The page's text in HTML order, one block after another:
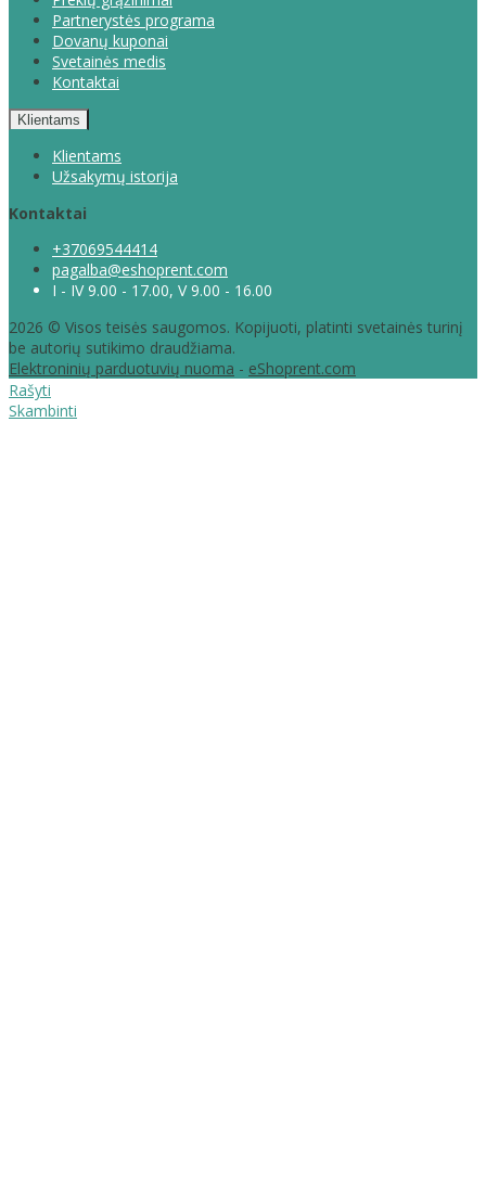
Partnerystės programa
Dovanų kuponai
Svetainės medis
Kontaktai
Klientams
Klientams
Užsakymų istorija
Kontaktai
+37069544414
pagalba@eshoprent.com
I - IV 9.00 - 17.00, V 9.00 - 16.00
2026 © Visos teisės saugomos. Kopijuoti, platinti svetainės turinį
be autorių sutikimo draudžiama.
Elektroninių parduotuvių nuoma - eShoprent.com
Rašyti
Skambinti